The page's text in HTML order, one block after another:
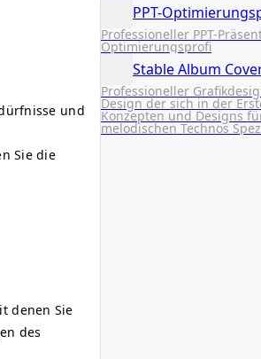
und
Sie die
denen Sie
des
PPT-
Professioneller PPT-
Optimierungsprofi
Stable Album
Professioneller
Design der sich in der
Konzepten und Designs
melodischen Technos